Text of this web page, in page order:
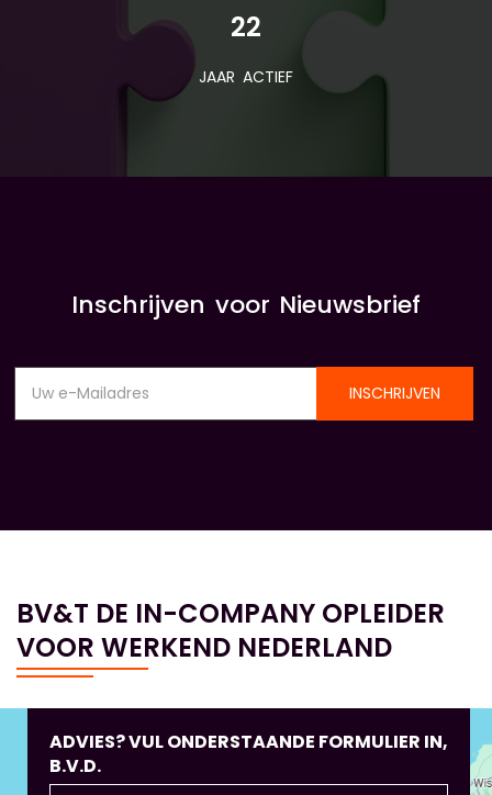
22
JAAR ACTIEF
Inschrijven voor Nieuwsbrief
INSCHRIJVEN
BV&T DE IN-COMPANY OPLEIDER
VOOR WERKEND NEDERLAND
ADVIES? VUL ONDERSTAANDE FORMULIER IN,
B.V.D.